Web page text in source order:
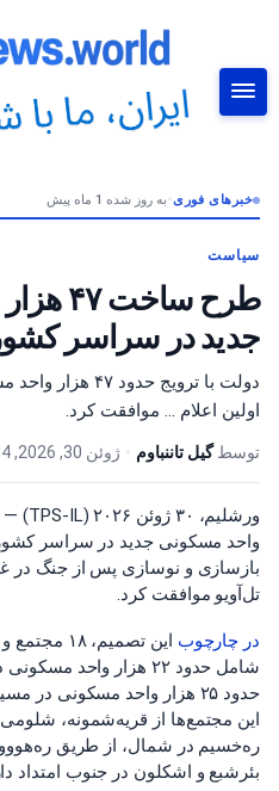
خبرهای فوری•به روز شده 1 ماه پیش
سیاست
طرح
جدید در سراسر
دولت با ترویج
اولین اعلام ... موافقت کرد.
توسطگیل تاننباوم • ژوئن 30, 2026, 10:34 ق.ظ
واحد مسکونی جدید در سراسر
بازسازی و نوسازی پس از جنگ در
تل‌آویو موافقت کرد.
در چارچوب
این
شامل حدود ۲۲ هزار
حدود ۲۵ هزار واحد مسکونی
این مجتمع‌ها از قریه‌شمونه،
ره‌خسیم در شمال، از طریق
بئرشبع و اشکلون در جنوب امتداد